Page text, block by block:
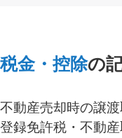
税金・控除の
不動産売却時の譲渡
登録免許税・不動